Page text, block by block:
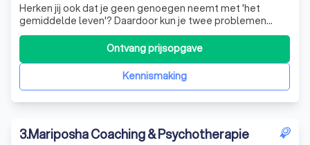
Herken jij ook dat je geen genoegen neemt met 'het
gemiddelde leven'? Daardoor kun je twee problemen
ervaren. 1: Je weet niet precies wat je écht wil. Er zijn
immers zoveel keuzes. 2: Je bent iemand die juist precies
weet wat je wil, maar je bereikt je doel niet door
verschillende problemen: uitstel
Kennismaking
Ontvang prijsopgave
3.Mariposha Coaching & Psychotherapie